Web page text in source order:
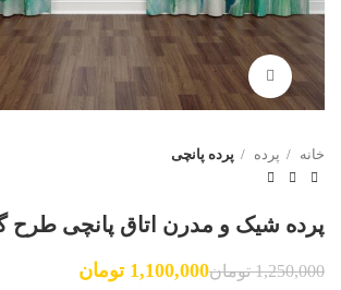
برای بزرگنمایی کلیک کنید
خانه پرده پرده پانچی
پرده شیک و مدرن اتاق پانچی طرح
1,250,000 تومان1,100,000 تومان